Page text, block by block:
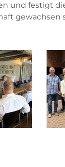
und festigt
gewachsen